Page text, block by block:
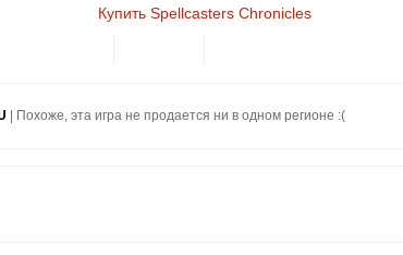
Купить Spellcasters Chronicles
| Похоже, эта игра не продается ни в одном регионе :(